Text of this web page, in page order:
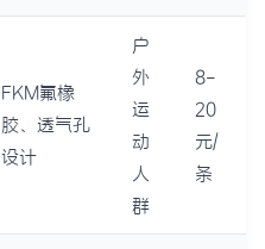
FKM氟橡
胶、透气孔
设计
户
外
运
动
人
群
8-
20
元/
条